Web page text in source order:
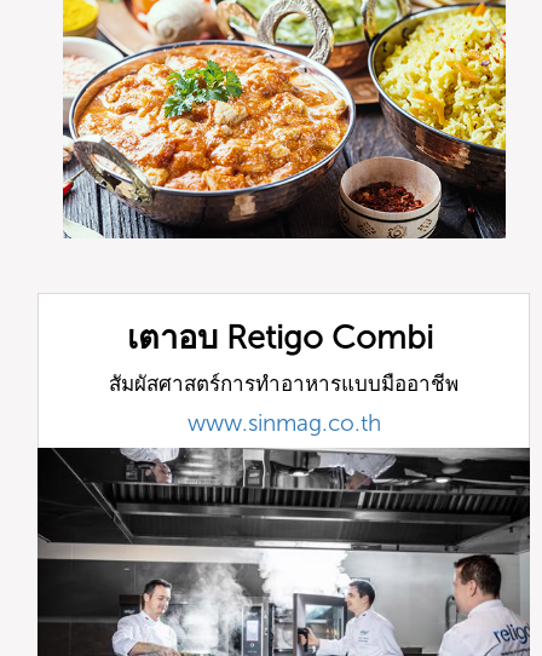
เตาอบ Retigo Combi
สัมผัสศาสตร์การทำอาหารแบบมืออาชีพ
www.sinmag.co.th